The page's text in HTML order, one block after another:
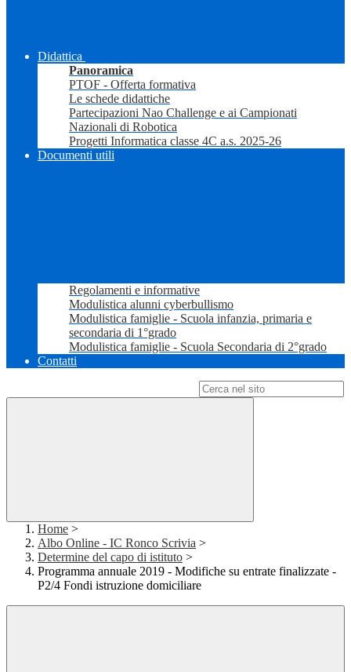
Didattica
Panoramica
PTOF - Offerta formativa
Le schede didattiche
Partecipazioni Nao Challenge e ai Campionati
Nazionali di Robotica
Progetti Informatica classe 4C a.s. 2025-26
Documenti utili
Regolamenti e informative
Modulistica alunni cyberbullismo
Modulistica famiglie - Scuola infanzia, primaria e
secondaria di 1°grado
Modulistica famiglie - Scuola Secondaria di 2°grado
Contatti
Home >
Albo Online - IC Ronco Scrivia >
Determine del capo di istituto >
Programma annuale 2019 - Modifiche su entrate finalizzate -
P2/4 Fondi istruzione domiciliare